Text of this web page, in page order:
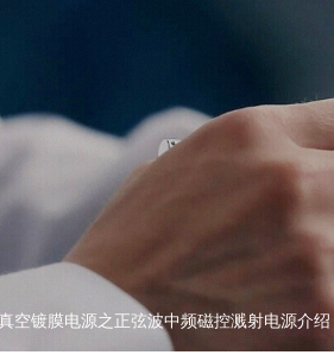
了解更多
了解更多
了解更多
了解更多
了解更多
空镀膜电源之正弦波中频磁控溅射电源介绍